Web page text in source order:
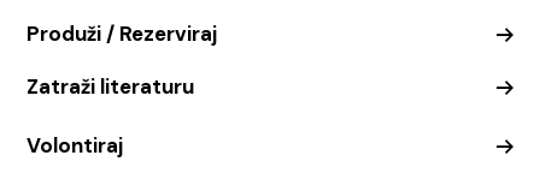
Produži / Rezerviraj
Zatraži literaturu
Volontiraj